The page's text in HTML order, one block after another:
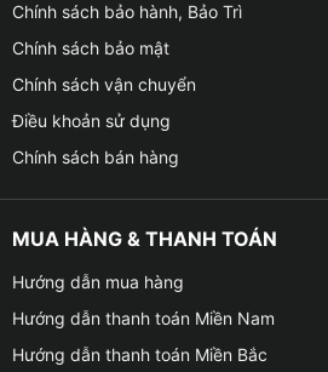
tuyệt đối
Hệ thống camera 360 độ của
Chính sách bảo hành, Bảo Trì
Chính sách bảo mật
Chính sách vận chuyển
Điều khoản sử dụng
Chính sách bán hàng
MUA HÀNG & THANH TOÁN
Hướng dẫn mua hàng
Hướng dẫn thanh toán Miền Nam
Hướng dẫn thanh toán Miền Bắc